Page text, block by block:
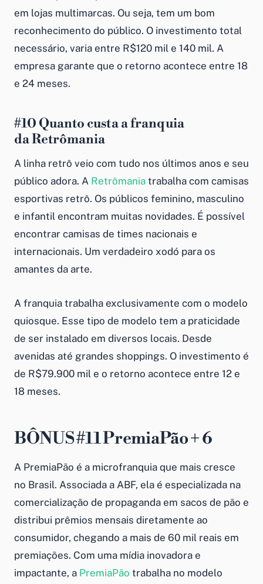
em lojas multimarcas. Ou seja, tem um bom
reconhecimento do público. O investimento total
necessário, varia entre R$120 mil e 140 mil. A
empresa garante que o retorno acontece entre 18
e 24 meses.
#10 Quanto custa a franquia
daRetrômania
A linha retrô veio com tudo nos últimos anos e seu
público adora. A Retrômania trabalha com camisas
esportivas retrô. Os públicos feminino, masculino
e infantil encontram muitas novidades. É possível
encontrar camisas de times nacionais e
internacionais. Um verdadeiro xodó para os
amantes da arte.
A franquia trabalha exclusivamente com o modelo
quiosque. Esse tipo de modelo tem a praticidade
de ser instalado em diversos locais. Desde
avenidas até grandes shoppings. O investimento é
de R$79.900 mil e o retorno acontece entre 12 e
18 meses.
BÔNUS#11 PremiaPão + 6
A PremiaPão é a microfranquia que mais cresce
no Brasil. Associada a ABF, ela é especializada na
comercialização de propaganda em sacos de pão e
distribui prêmios mensais diretamente ao
consumidor, chegando a mais de 60 mil reais em
premiações. Com uma mídia inovadora e
impactante, a PremiaPão trabalha no modelo